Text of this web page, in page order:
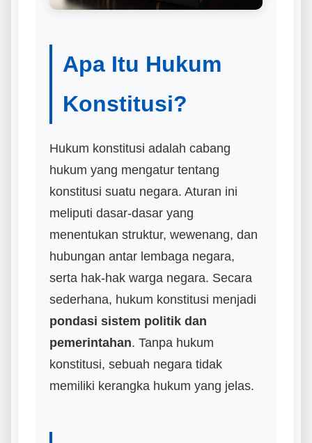
Apa Itu Hukum
Konstitusi?
Hukum konstitusi adalah cabang
hukum yang mengatur tentang
konstitusi suatu negara. Aturan ini
meliputi dasar-dasar yang
menentukan struktur, wewenang, dan
hubungan antar lembaga negara,
serta hak-hak warga negara. Secara
sederhana, hukum konstitusi menjadi
pondasi sistem politik dan
pemerintahan. Tanpa hukum
konstitusi, sebuah negara tidak
memiliki kerangka hukum yang jelas.